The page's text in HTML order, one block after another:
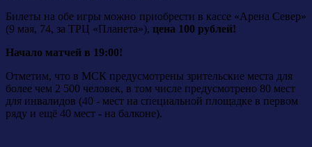
Билеты на обе игры можно приобрести в кассе «Арена Север»
(9 мая, 74, за ТРЦ «Планета»), цена 100 рублей!
Начало матчей в 19:00!
Отметим, что в МСК предусмотрены зрительские места для
более чем 2 500 человек, в том числе предусмотрено 80 мест
для инвалидов (40 - мест на специальной площадке в первом
ряду и ещё 40 мест - на балконе).